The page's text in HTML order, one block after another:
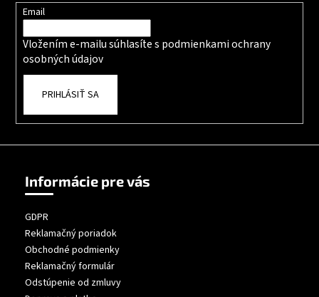
Email
Vložením e-mailu súhlasíte s podmienkami ochrany
osobných údajov
PRIHLÁSIŤ SA
Informácie pre vás
GDPR
Reklamačný poriadok
Obchodné podmienky
Reklamačný formulár
Odstúpenie od zmluvy